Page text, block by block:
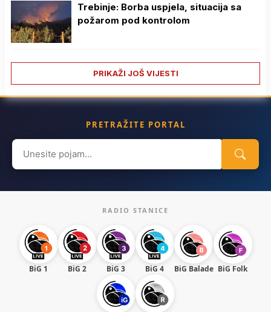
Trebinje: Borba uspjela, situacija sa
požarom pod kontrolom
PRIKAŽI JOŠ VIJESTI
PRETRAŽITE PORTAL
Search
for:
RADIO STANICE
BiG 1 BiG 2 BiG 3 BiG 4 BiG Balade BiG Folk